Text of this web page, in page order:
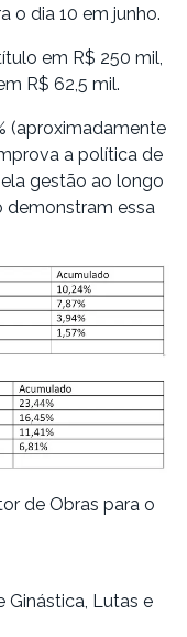
o dia 10 em junho.
em R$ 250 mil,
R$ 62,5 mil.
(aproximadamente
a política de
gestão ao longo
demonstram essa
de Obras para o
Ginástica, Lutas e